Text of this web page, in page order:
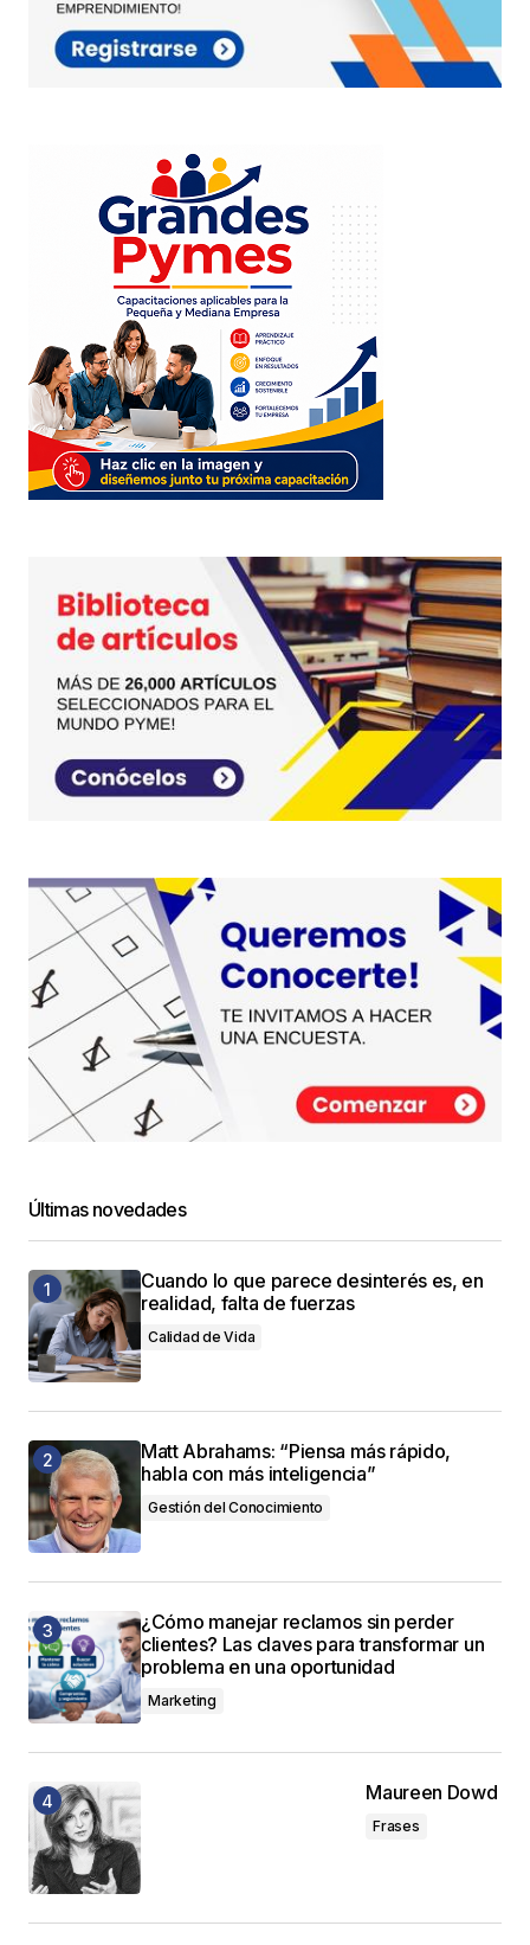
Últimas novedades
Cuando lo que parece desinterés es, en
realidad, falta de fuerzas
Calidad de Vida
Matt Abrahams: “Piensa más rápido,
habla con más inteligencia”
Gestión del Conocimiento
¿Cómo manejar reclamos sin perder
clientes? Las claves para transformar un
problema en una oportunidad
Marketing
Maureen Dowd
Frases